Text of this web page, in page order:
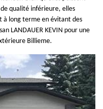
qualité inférieure, elles
à long terme en évitant des
LANDAUER KEVIN pour une
Billieme.